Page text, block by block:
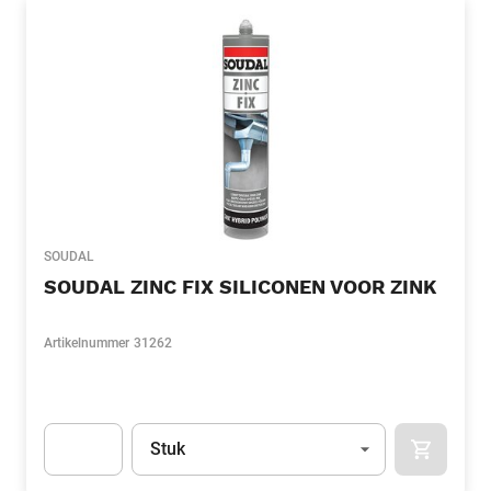
SOUDAL
SOUDAL ZINC FIX SILICONEN VOOR ZINK
Artikelnummer 31262
Eenheid
Stuk